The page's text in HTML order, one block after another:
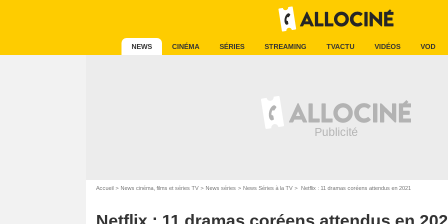
NEWS CINÉMA SÉRIES STREAMING TVACTU VIDÉOS VOD
Accueil News cinéma, films et séries TV News séries News Séries à la TV Netflix : 11 dramas coréens attendus en 2021